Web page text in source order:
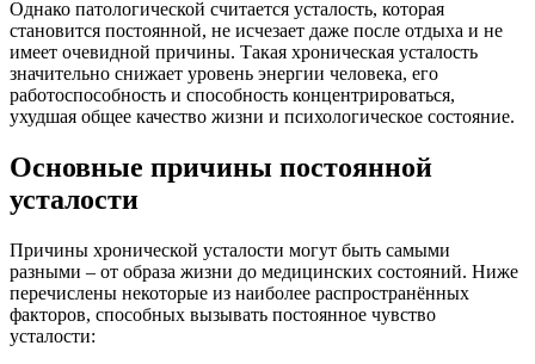
Однако патологической считается усталость, которая
становится постоянной, не исчезает даже после отдыха и не
имеет очевидной причины. Такая хроническая усталость
значительно снижает уровень энергии человека, его
работоспособность и способность концентрироваться,
ухудшая общее качество жизни и психологическое состояние.
Основные причины постоянной
усталости
Причины хронической усталости могут быть самыми
разными – от образа жизни до медицинских состояний. Ниже
перечислены некоторые из наиболее распространённых
факторов, способных вызывать постоянное чувство
усталости: